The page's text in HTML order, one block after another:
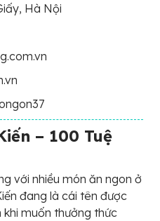
Hà Nội
– 100 Tuệ
với nhiều món ăn ngon ở
đang là cái tên được
khi muốn thưởng thức